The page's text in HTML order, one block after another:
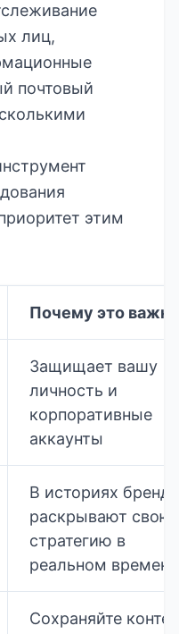
лиц,
почтовый
этим
Почему это важно
Защищает вашу
личность и
корпоративные
аккаунты
В историях
раскрывают свою
стратегию в
реальном времени
Сохраняйте